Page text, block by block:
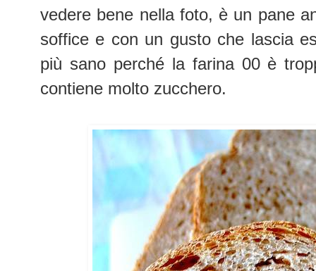
vedere bene nella foto, è un pane
soffice e con un gusto che lascia
più sano perché la farina 00 è
contiene molto zucchero.